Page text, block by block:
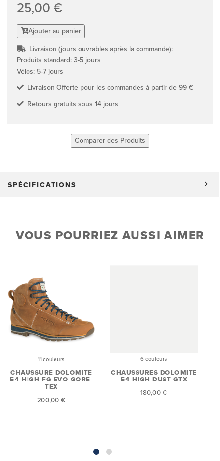
25,00 €
Ajouter au panier
Livraison (jours ouvrables après la commande):
Produits standard: 3-5 jours
Vélos: 5-7 jours
Livraison Offerte pour les commandes à partir de 99 €
Retours gratuits sous 14 jours
Comparer des Produits
SPÉCIFICATIONS
VOUS POURRIEZ AUSSI AIMER
11 couleurs
CHAUSSURE DOLOMITE
54 HIGH FG EVO GORE-
TEX
200,00 €
6 couleurs
CHAUSSURES DOLOMITE
54 HIGH DUST GTX
180,00 €